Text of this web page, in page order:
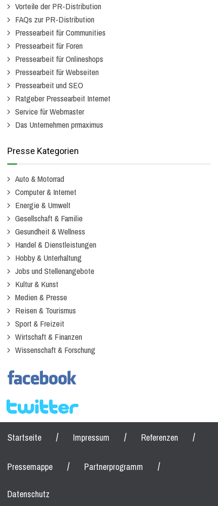
Vorteile der PR-Distribution
FAQs zur PR-Distribution
Pressearbeit für Communities
Pressearbeit für Foren
Pressearbeit für Onlineshops
Pressearbeit für Webseiten
Pressearbeit und SEO
Ratgeber Pressearbeit Internet
Service für Webmaster
Das Unternehmen prmaximus
Presse Kategorien
Auto & Motorrad
Computer & Internet
Energie & Umwelt
Gesellschaft & Familie
Gesundheit & Wellness
Handel & Dienstleistungen
Hobby & Unterhaltung
Jobs und Stellenangebote
Kultur & Kunst
Medien & Presse
Reisen & Tourismus
Sport & Freizeit
Wirtschaft & Finanzen
Wissenschaft & Forschung
Startseite / Impressum / Referenzen /
Pressemappe / Partnerprogramm /
Datenschutz